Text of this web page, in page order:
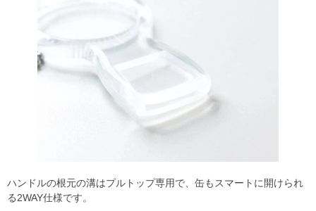
ハンドルの根元の溝はプルトップ専用で、缶もスマートに開けられ
る2WAY仕様です。